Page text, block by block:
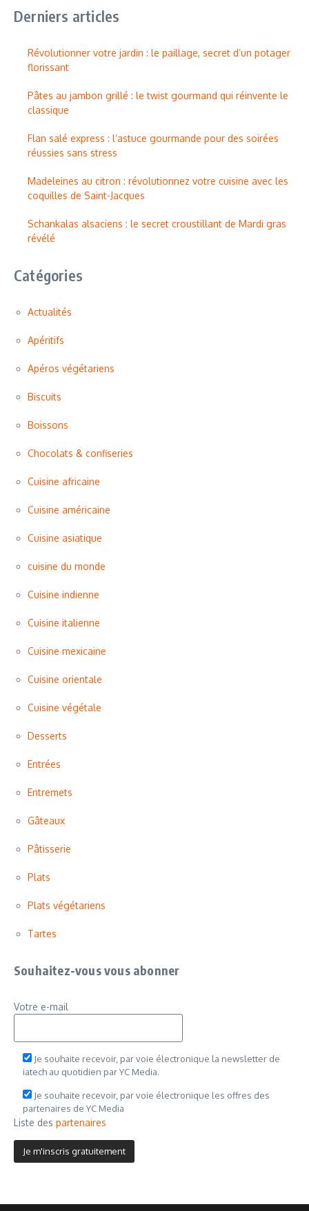
Derniers articles
Révolutionner votre jardin : le paillage, secret d’un potager
florissant
Pâtes au jambon grillé : le twist gourmand qui réinvente le
classique
Flan salé express : l’astuce gourmande pour des soirées
réussies sans stress
Madeleines au citron : révolutionnez votre cuisine avec les
coquilles de Saint-Jacques
Schankalas alsaciens : le secret croustillant de Mardi gras
révélé
Catégories
Actualités
Apéritifs
Apéros végétariens
Biscuits
Boissons
Chocolats & confiseries
Cuisine africaine
Cuisine américaine
Cuisine asiatique
cuisine du monde
Cuisine indienne
Cuisine italienne
Cuisine mexicaine
Cuisine orientale
Cuisine végétale
Desserts
Entrées
Entremets
Gâteaux
Pâtisserie
Plats
Plats végétariens
Tartes
Souhaitez-vous vous abonner
Votre e-mail
Je souhaite recevoir, par voie électronique la newsletter de
iatech au quotidien par YC Media.
Je souhaite recevoir, par voie électronique les offres des
partenaires de YC Media
Liste des partenaires